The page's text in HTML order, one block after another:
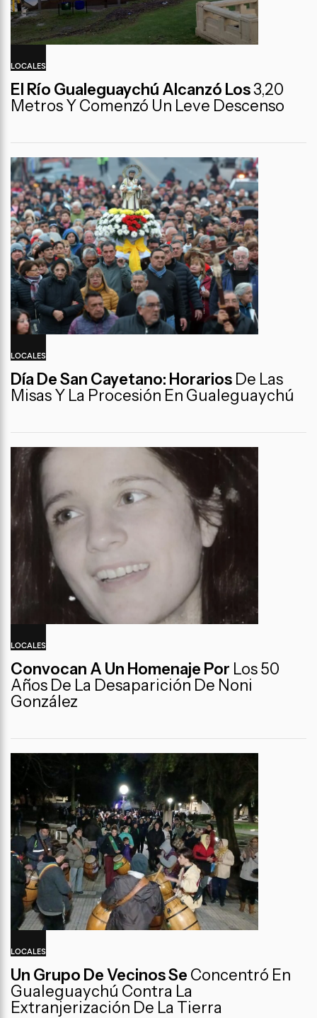
LOCALES
El Río Gualeguaychú Alcanzó Los3,20
Metros Y Comenzó Un Leve Descenso
LOCALES
Día De San Cayetano: Horarios De Las
Misas Y La Procesión En Gualeguaychú
LOCALES
Convocan A Un Homenaje Por Los 50
Años De La Desaparición De Noni
González
LOCALES
Un Grupo De Vecinos Se Concentró En
Gualeguaychú Contra La
Extranjerización De La Tierra